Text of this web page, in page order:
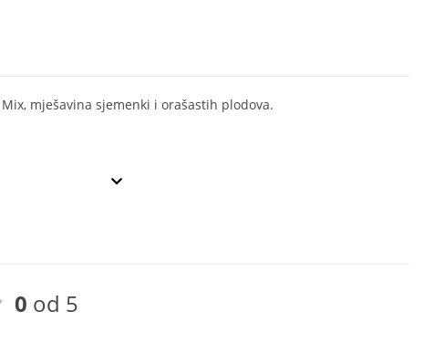
Mix, mješavina sjemenki i orašastih plodova.
0 od 5